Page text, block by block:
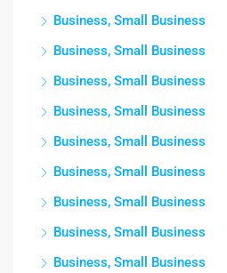
Business, Small Business
Business, Small Business
Business, Small Business
Business, Small Business
Business, Small Business
Business, Small Business
Business, Small Business
Business, Small Business
Business, Small Business